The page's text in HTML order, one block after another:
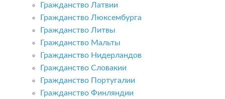
Гражданство Латвии
Гражданство Люксембурга
Гражданство Литвы
Гражданство Мальты
Гражданство Нидерландов
Гражданство Словакии
Гражданство Португалии
Гражданство Финляндии